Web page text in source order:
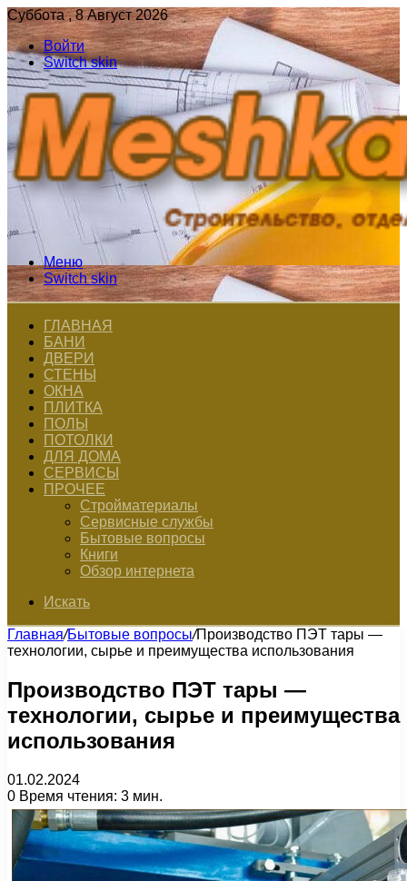
Суббота , 8 Август 2026
Войти
Switch skin
Меню
Switch skin
ГЛАВНАЯ
БАНИ
ДВЕРИ
СТЕНЫ
ОКНА
ПЛИТКА
ПОЛЫ
ПОТОЛКИ
ДЛЯ ДОМА
СЕРВИСЫ
ПРОЧЕЕ
Стройматериалы
Сервисные службы
Бытовые вопросы
Книги
Обзор интернета
Искать
Главная/Бытовые вопросы/Производство ПЭТ тары —
технологии, сырье и преимущества использования
Производство ПЭТ тары —
технологии, сырье и преимущества
использования
01.02.2024
0 Время чтения: 3 мин.